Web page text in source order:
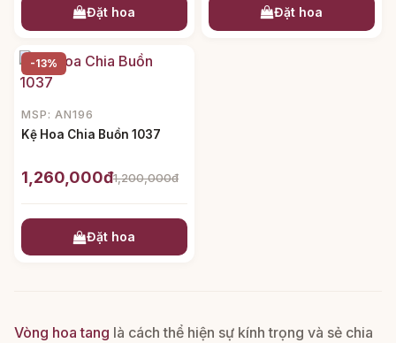
Đặt hoa Đặt hoa
-13%
MSP: AN196
Kệ Hoa Chia Buồn 1037
1,260,000đ1,200,000đ
Đặt hoa
Vòng hoa tang là cách thể hiện sự kính trọng và sẻ chia